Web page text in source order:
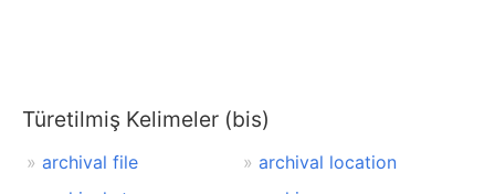
Türetilmiş Kelimeler (bis)
archival file
archival location